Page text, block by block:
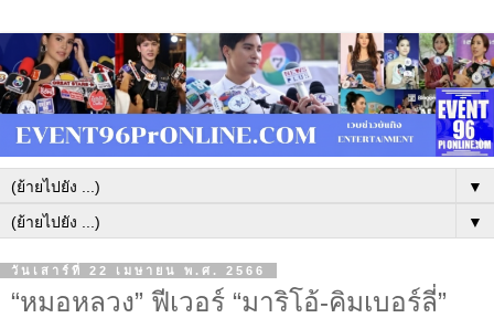
▼
▼
วันเสาร์ที่ 22 เมษายน พ.ศ. 2566
“หมอหลวง” ฟีเวอร์ “มาริโอ้-คิมเบอร์ลี่”